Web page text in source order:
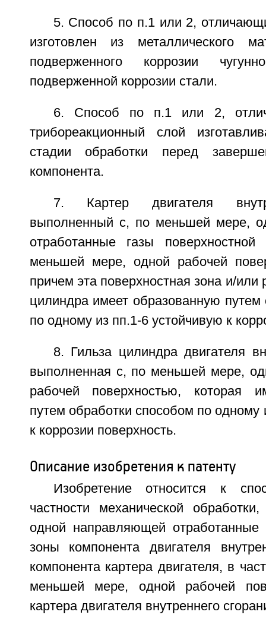
5. Способ по п.1 или 2,
изготовлен из металлического
подверженного коррозии
подверженной коррозии стали.
6. Способ по п.1 или 2,
трибореакционный слой
стадии обработки перед
компонента.
7. Картер двигателя
выполненный с, по меньшей мере,
отработанные газы
меньшей мере, одной рабочей
причем эта поверхностная зона и/или
цилиндра имеет образованную путем
по одному из пп.1-6 устойчивую к
8. Гильза цилиндра двигателя
выполненная с, по меньшей мере,
рабочей поверхностью, которая
путем обработки способом по одному
к коррозии поверхность.
Описание изобретения к патенту
Изобретение относится к
частности механической
одной направляющей отработанные
зоны компонента двигателя
компонента картера двигателя, в
меньшей мере, одной рабочей
картера двигателя внутреннего